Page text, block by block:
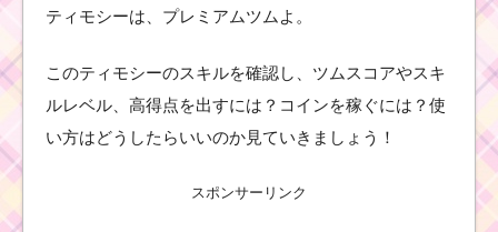
ティモシーは、プレミアムツムよ。
このティモシーのスキルを確認し、ツムスコアやスキ
ルレベル、高得点を出すには？コインを稼ぐには？使
い方はどうしたらいいのか見ていきましょう！
スポンサーリンク